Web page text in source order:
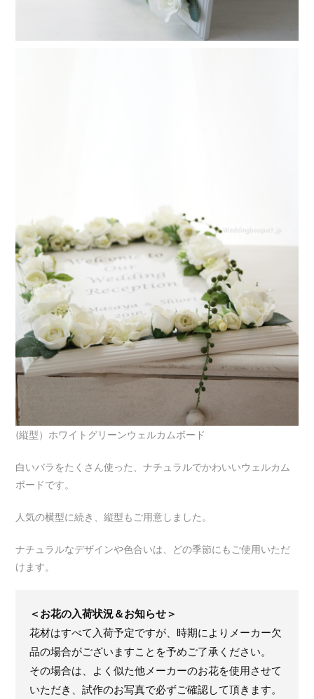
(縦型）ホワイトグリーンウェルカムボード
白いバラをたくさん使った、ナチュラルでかわいいウェルカム
ボードです。
人気の横型に続き、縦型もご用意しました。
ナチュラルなデザインや色合いは、どの季節にもご使用いただ
けます。
＜お花の入荷状況＆お知らせ＞
花材はすべて入荷予定ですが、時期によりメーカー欠
品の場合がございますことを予めご了承ください。
その場合は、よく似た他メーカーのお花を使用させて
いただき、試作のお写真で必ずご確認して頂きます。